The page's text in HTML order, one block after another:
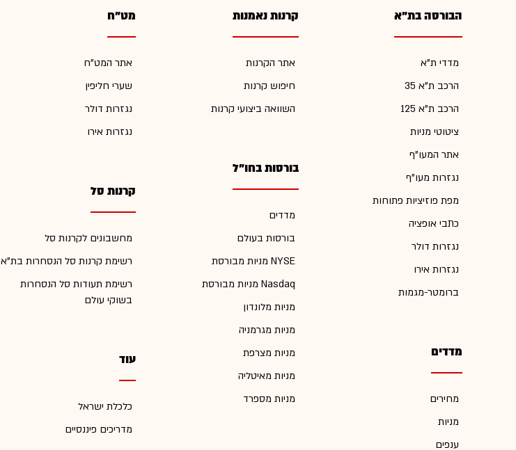
הבורסה בת"א
מדדי ת"א
הרכב ת"א 35
הרכב ת"א 125
ציטוטי מניות
אתר המעו"ף
נגזרות מעו"ף
מפת פוזיציות פתוחות
כתבי אופציה
נגזרות דולר
נגזרות אירו
ברומטר-מגמות
מדדים
מחירים
מניות
ענפים
קרנות נאמנות
אתר הקרנות
חיפוש קרנות
השוואה ביצועי קרנות
בורסות בחו"ל
מדדים
בורסות בעולם
מניות מבורסת NYSE
מניות מבורסת Nasdaq
מניות מלונדון
מניות מגרמניה
מניות מצרפת
מניות מאיטליה
מניות מספרד
מט"ח
אתר המט"ח
שערי חליפין
נגזרות דולר
נגזרות אירו
קרנות סל
מחשבונים לקרנות סל
רשימת קרנות סל הנסחרות בת"א
רשימת תעודות סל הנסחרות
בשוקי עולם
עוד
כלכלת ישראל
מדריכים פיננסיים